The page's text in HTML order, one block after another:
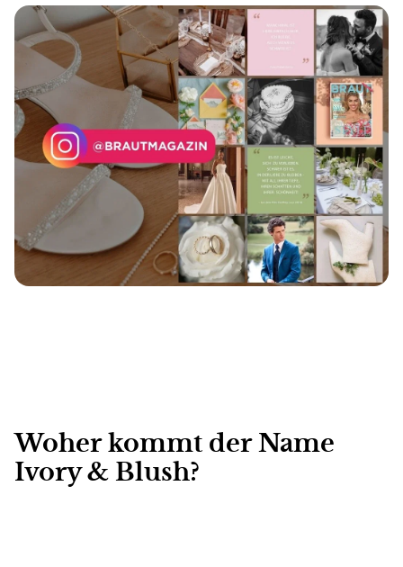
Woher kommt der Name
Ivory & Blush?